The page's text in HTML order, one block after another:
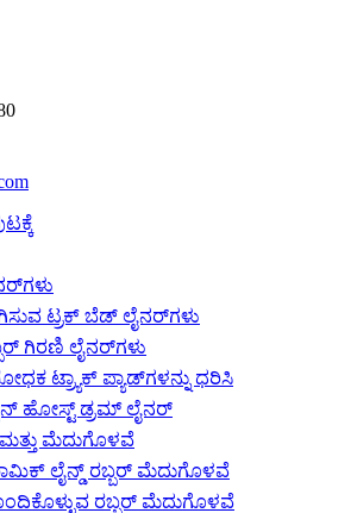
ಟ್ರಕ್ ಬೆಡ್ ಲೈನರ್‌ಗಳು
ಗಿರಣಿ ಲೈನರ್‌ಗಳು
ಟ್ರ್ಯಾಕ್ ಪ್ಯಾಡ್‌ಗಳನ್ನು ಧರಿಸಿ
ಹೋಸ್ಟ್ ಡ್ರಮ್ ಲೈನರ್
ಮತ್ತು ಮೆದುಗೊಳವೆ
ಲೈನ್ಡ್ ರಬ್ಬರ್ ಮೆದುಗೊಳವೆ
ರಬ್ಬರ್ ಮೆದುಗೊಳವೆ